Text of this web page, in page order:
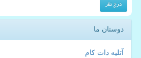
دوستان ما
آتلیه دات کام